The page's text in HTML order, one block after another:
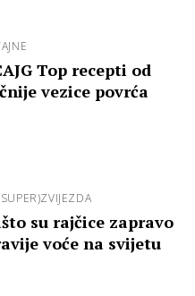
Top recepti od
vezice povrća
su rajčice zapravo
voće na svijetu